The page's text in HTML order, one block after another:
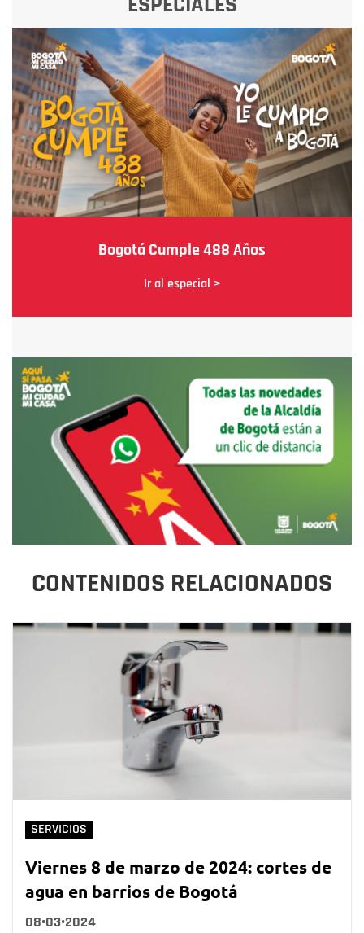
Bogotá Cumple 488 Años
Ir al especial >
CONTENIDOS RELACIONADOS
SERVICIOS
Viernes 8 de marzo de 2024: cortes de
agua en barrios de Bogotá
08•03•2024